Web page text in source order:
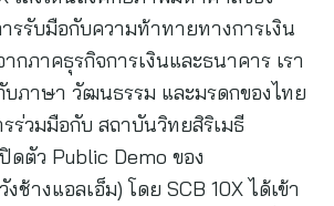
รรับมือกับความท้าทายทางการเงิน
กภาคธุรกิจการเงินและธนาคาร เรา
ภาษา วัฒนธรรม และมรดกของไทย
ร่วมมือกับ สถาบันวิทยสิริเมธี
ดตัว Public Demo ของ
งช้างแอลเอ็ม) โดย SCB 10X ได้เข้า